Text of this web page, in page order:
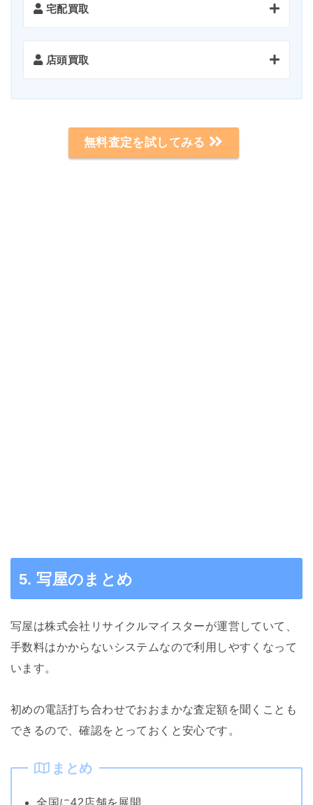
宅配買取
4 査定結果連絡
店頭買取
来店
無料査定を試してみる
5. 写屋のまとめ
写屋は株式会社リサイクルマイスターが運営していて、
手数料はかからないシステムなので利用しやすくなって
います。
初めの電話打ち合わせでおおまかな査定額を聞くことも
できるので、確認をとっておくと安心です。
まとめ
全国に42店舗を展開